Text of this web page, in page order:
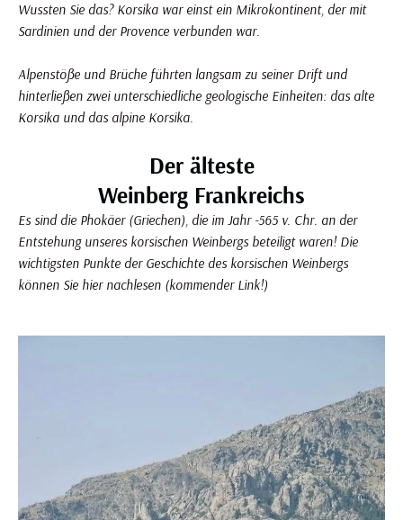
Wussten Sie das? Korsika war einst ein Mikrokontinent, der mit
Sardinien und der Provence verbunden war.
Alpenstöße und Brüche führten langsam zu seiner Drift und
hinterließen zwei unterschiedliche geologische Einheiten: das alte
Korsika und das alpine Korsika.
Der älteste
Weinberg Frankreichs
Es sind die Phokäer (Griechen), die im Jahr -565 v. Chr. an der
Entstehung unseres korsischen Weinbergs beteiligt waren! Die
wichtigsten Punkte der Geschichte des korsischen Weinbergs
können Sie hier nachlesen (kommender Link!)